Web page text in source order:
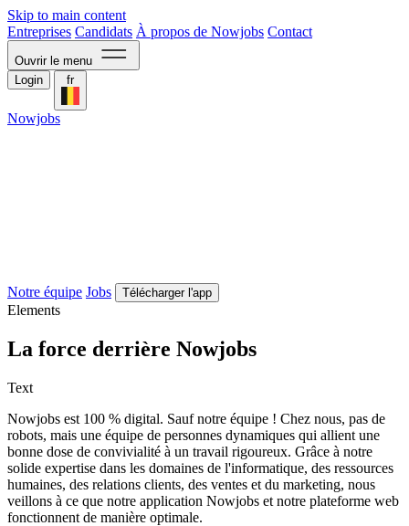
Skip to main content
Entreprises Candidats À propos de Nowjobs Contact
Ouvrir le menu
Login
fr
Nowjobs
Notre équipe Jobs Télécharger l'app
Elements
La force derrière Nowjobs
Text
Nowjobs est 100 % digital. Sauf notre équipe ! Chez nous, pas de
robots, mais une équipe de personnes dynamiques qui allient une
bonne dose de convivialité à un travail rigoureux. Grâce à notre
solide expertise dans les domaines de l'informatique, des ressources
humaines, des relations clients, des ventes et du marketing, nous
veillons à ce que notre application Nowjobs et notre plateforme web
fonctionnent de manière optimale.